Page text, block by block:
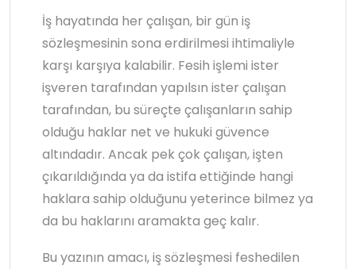
İş hayatında her çalışan, bir gün iş
sözleşmesinin sona erdirilmesi ihtimaliyle
karşı karşıya kalabilir. Fesih işlemi ister
işveren tarafından yapılsın ister çalışan
tarafından, bu süreçte çalışanların sahip
olduğu haklar net ve hukuki güvence
altındadır. Ancak pek çok çalışan, işten
çıkarıldığında ya da istifa ettiğinde hangi
haklara sahip olduğunu yeterince bilmez ya
da bu haklarını aramakta geç kalır.
Bu yazının amacı, iş sözleşmesi feshedilen